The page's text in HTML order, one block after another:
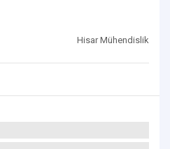
Hisar Mühendislik